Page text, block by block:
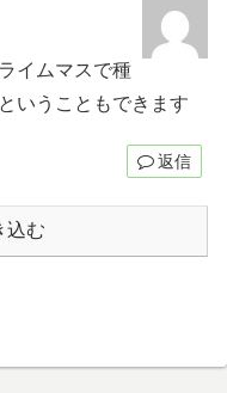
イムマスで種
いうこともできます
返信
込む